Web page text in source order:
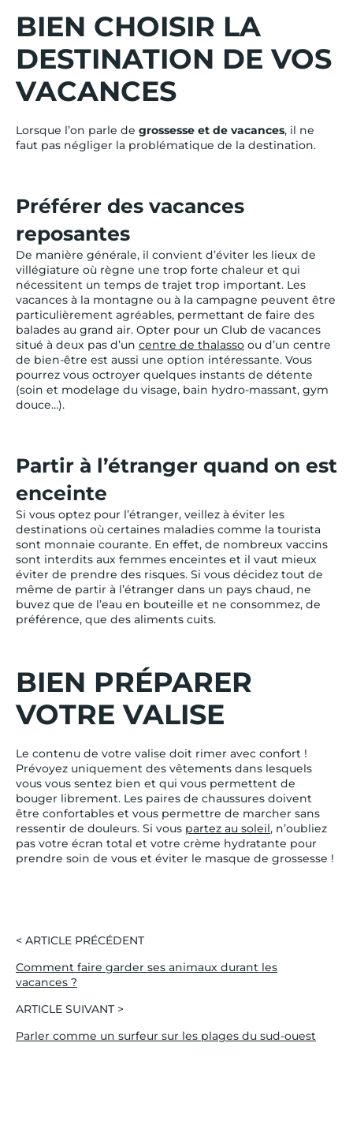
BIEN CHOISIR LA
DESTINATION DE VOS
VACANCES
Lorsque l’on parle de grossesse et de vacances, il ne
faut pas négliger la problématique de la destination.
Préférer des vacances
reposantes
De manière générale, il convient d’éviter les lieux de
villégiature où règne une trop forte chaleur et qui
nécessitent un temps de trajet trop important. Les
vacances à la montagne ou à la campagne peuvent être
particulièrement agréables, permettant de faire des
balades au grand air. Opter pour un Club de vacances
situé à deux pas d’un centre de thalasso ou d’un centre
de bien-être est aussi une option intéressante. Vous
pourrez vous octroyer quelques instants de détente
(soin et modelage du visage, bain hydro-massant, gym
douce…).
Partir à l’étranger quand on est
enceinte
Si vous optez pour l’étranger, veillez à éviter les
destinations où certaines maladies comme la tourista
sont monnaie courante. En effet, de nombreux vaccins
sont interdits aux femmes enceintes et il vaut mieux
éviter de prendre des risques. Si vous décidez tout de
même de partir à l’étranger dans un pays chaud, ne
buvez que de l’eau en bouteille et ne consommez, de
préférence, que des aliments cuits.
BIEN PRÉPARER
VOTRE VALISE
Le contenu de votre valise doit rimer avec confort !
Prévoyez uniquement des vêtements dans lesquels
vous vous sentez bien et qui vous permettent de
bouger librement. Les paires de chaussures doivent
être confortables et vous permettre de marcher sans
ressentir de douleurs. Si vous partez au soleil, n’oubliez
pas votre écran total et votre crème hydratante pour
prendre soin de vous et éviter le masque de grossesse !
< ARTICLE PRÉCÉDENT
Comment faire garder ses animaux durant les
vacances ?
ARTICLE SUIVANT >
Parler comme un surfeur sur les plages du sud-ouest